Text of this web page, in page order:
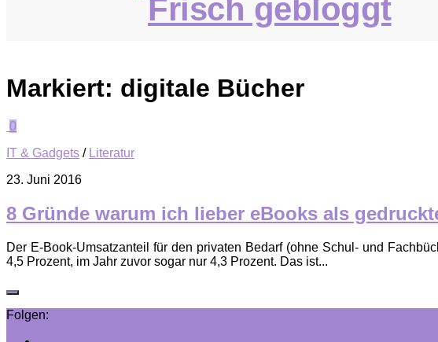
Markiert: digitale Bücher
0
IT & Gadgets / Literatur
23. Juni 2016
8 Gründe warum ich lieber eBooks als
Der E-Book-Umsatzanteil für den privaten Bedarf (ohne Schul- und
4,5 Prozent, im Jahr zuvor sogar nur 4,3 Prozent. Das ist...
Folgen: